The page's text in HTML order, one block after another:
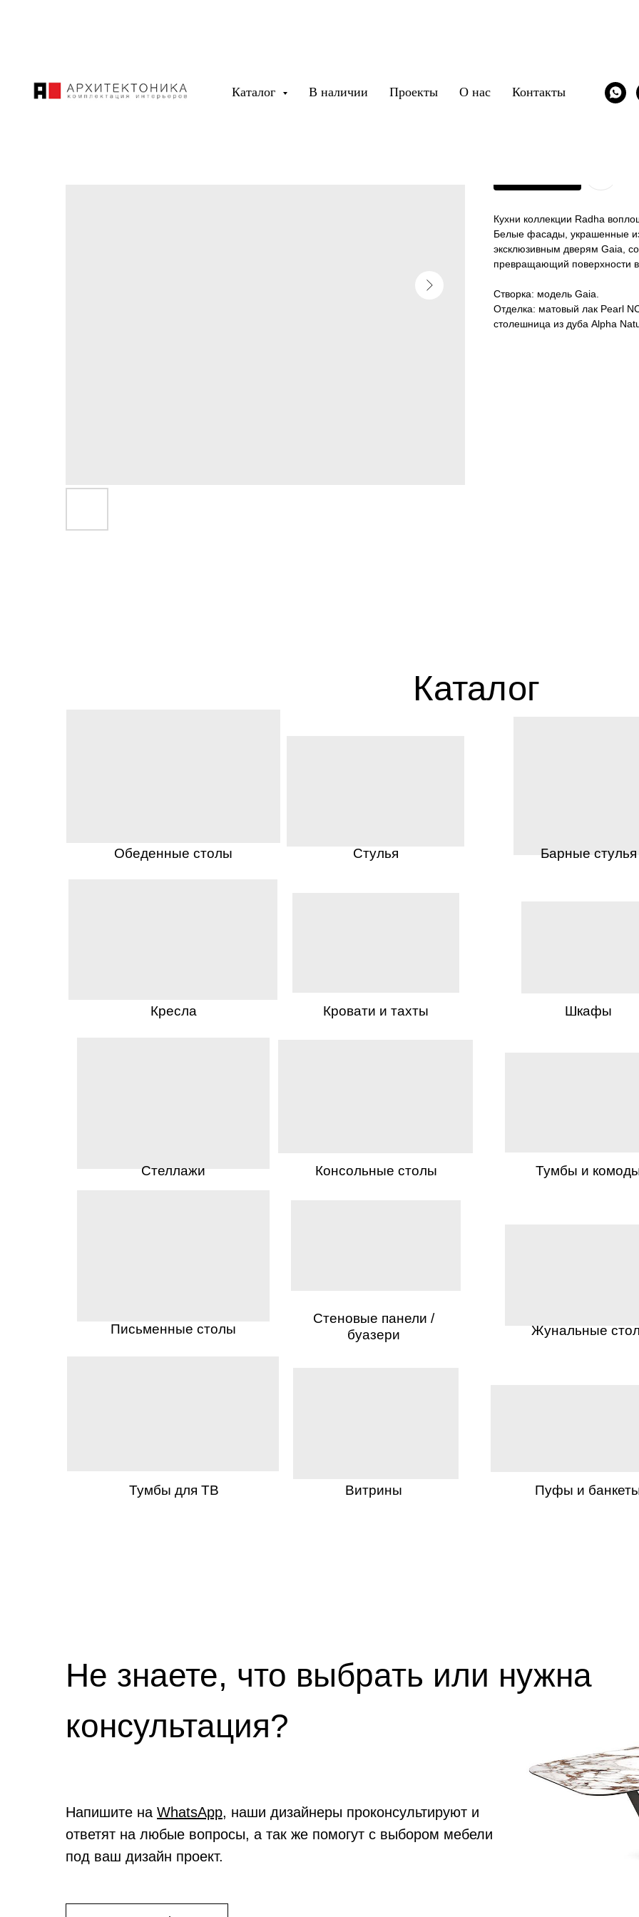
Каталог В наличии Проекты О нас Контакты
Модель Radha
Кухни коллекции Radha
Белые фасады, украшенные
эксклюзивным дверям Gaia,
превращающий поверхности в
Створка: модель Gaia.
Отделка: матовый лак Pearl
столешница из дуба Alpha
Обеденные столы Стулья Барные стулья
Стеллажи
Кровати и тахты
Кресла
Тумбы и
Консольные столы
Витрины
Тумбы для ТВ
Жунальные
Пуфы и
Шкафы
Стеновые панели /
буазери
Каталог
Письменные столы
Напишите на WhatsApp, наши дизайнеры проконсультируют и
ответят на любые вопросы, а так же помогут с выбором мебели
под ваш дизайн проект.
Не знаете, что выбрать или нужна
консультация?